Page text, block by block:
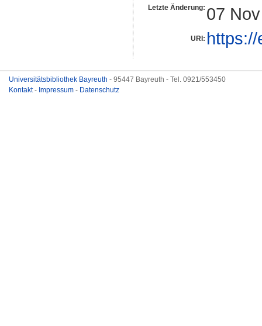
Letzte Änderung: 07
URI:
Universitätsbibliothek Bayreuth - 95447 Bayreuth - Tel. 0921/553450
Kontakt- Impressum - Datenschutz